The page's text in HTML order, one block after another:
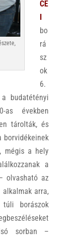
CE
I
bo
rá
sz
ok
6.
budatétényi
években
tárolták, és
mégis a hely
a
olvasható az
arra,
borászok
sorban –